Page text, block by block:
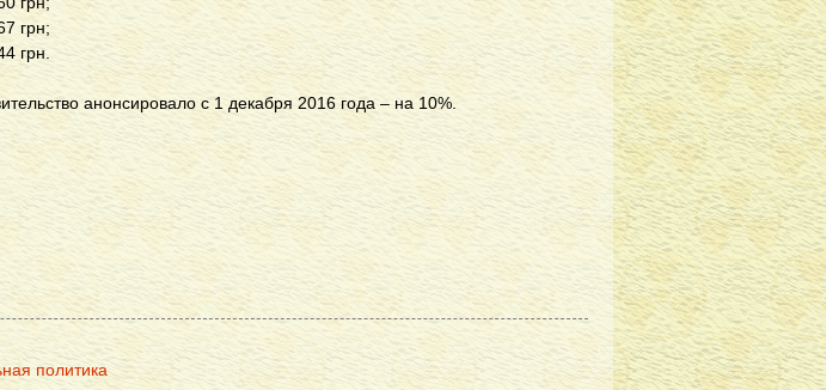
грн;
грн.
анонсировало с 1 декабря 2016 года – на 10%.
политика